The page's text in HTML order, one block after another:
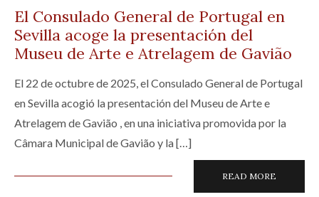
El Consulado General de Portugal en
Sevilla acoge la presentación del
Museu de Arte e Atrelagem de Gavião
El 22 de octubre de 2025, el Consulado General de Portugal
en Sevilla acogió la presentación del Museu de Arte e
Atrelagem de Gavião , en una iniciativa promovida por la
Câmara Municipal de Gavião y la […]
READ MORE